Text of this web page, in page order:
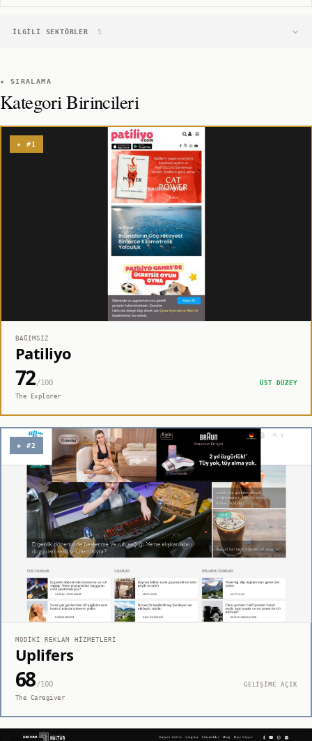
İLGILI SEKTÖRLER 5
★ SIRALAMA
Kategori Birincileri
★ #1
BAĞIMSIZ
Patiliyo
72/100
ÜST DÜZEY
The Explorer
◈ #2
MODIKI REKLAM HIZMETLERI
Uplifers
68/100
GELİŞİME AÇIK
The Caregiver